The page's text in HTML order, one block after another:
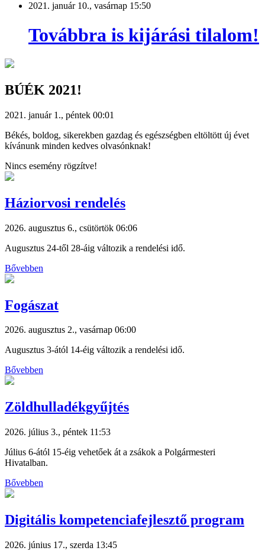
2021. január 10., vasárnap 15:50
Továbbra is kijárási tilalom!
BÚÉK 2021!
2021. január 1., péntek 00:01
Békés, boldog, sikerekben gazdag és egészségben eltöltött új évet
kívánunk minden kedves olvasónknak!
Nincs esemény rögzítve!
Háziorvosi rendelés
2026. augusztus 6., csütörtök 06:06
Augusztus 24-től 28-áig változik a rendelési idő.
Bővebben
Fogászat
2026. augusztus 2., vasárnap 06:00
Augusztus 3-ától 14-éig változik a rendelési idő.
Bővebben
Zöldhulladékgyűjtés
2026. július 3., péntek 11:53
Július 6-ától 15-éig vehetőek át a zsákok a Polgármesteri
Hivatalban.
Bővebben
Digitális kompetenciafejlesztő program
2026. június 17., szerda 13:45